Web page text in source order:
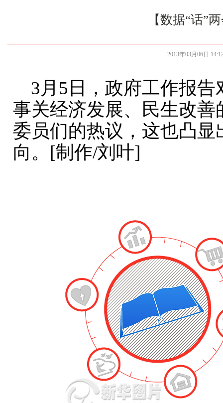
【数据“话”
2013年03月06日
3月5日，政府工作报告
事关经济发展、民生改
委员们的热议，这也凸
向。[制作/刘叶]